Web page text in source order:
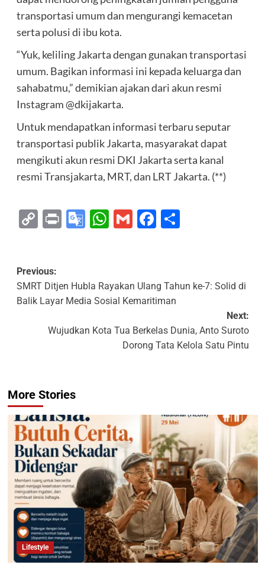
transportasi umum dan mengurangi kemacetan
serta polusi di ibu kota.
“Yuk, keliling Jakarta dengan gunakan transportasi
umum. Bagikan informasi ini kepada keluarga dan
sahabatmu,” demikian ajakan dari akun resmi
Instagram @dkijakarta.
Untuk mendapatkan informasi terbaru seputar
transportasi publik Jakarta, masyarakat dapat
mengikuti akun resmi DKI Jakarta serta kanal
resmi Transjakarta, MRT, dan LRT Jakarta. (**)
CopyPrintGoogle
WhatsApp
GmailFacebook
Share
Previous:
SMRT Ditjen Hubla Rayakan Ulang Tahun ke-7: Solid di
Balik Layar Media Sosial Kemaritiman
Next:
Wujudkan Kota Tua Berkelas Dunia, Anto Suroto
Dorong Tata Kelola Satu Pintu
More Stories
Lifestyle